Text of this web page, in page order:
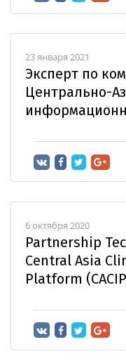
23 января 2021
Эксперт по
Центрально-
6 октября 2020
Partnership
Central Asia
Platform